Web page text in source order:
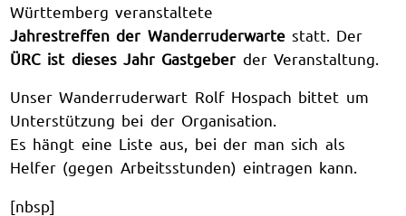
Württemberg veranstaltete
Jahrestreffen der Wanderruderwartestatt. Der
ÜRC ist dieses Jahr Gastgeber der Veranstaltung.
Unser Wanderruderwart Rolf Hospach bittet um
Unterstützung bei der Organisation.
Es hängt eine Liste aus, bei der man sich als
Helfer (gegen Arbeitsstunden) eintragen kann.
[nbsp]